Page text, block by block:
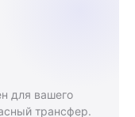
для вашего
трансфер.